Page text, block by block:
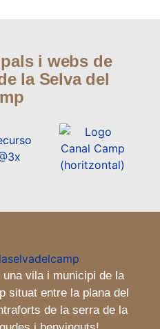
i webs de
la Selva del
vila i municipi de la
situat entre la plana del
de la serra de la